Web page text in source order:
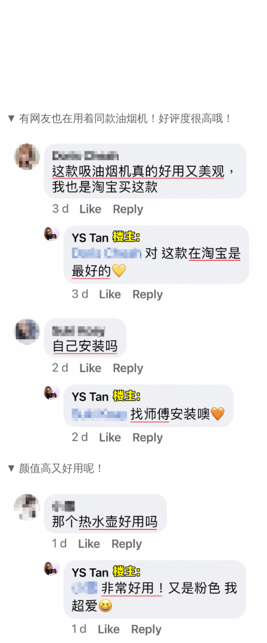
▼ 有网友也在用着同款油烟机！好评度很高哦！
▼ 颜值高又好用呢！